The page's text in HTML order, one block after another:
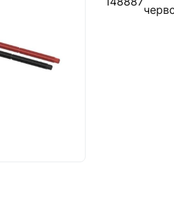
отопления,
и